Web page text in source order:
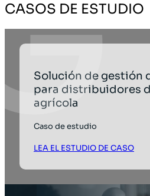
CASOS DE ESTUDIO
Solución de gestión
para distribuidores
agrícola
Caso de estudio
LEA EL ESTUDIO DE CASO